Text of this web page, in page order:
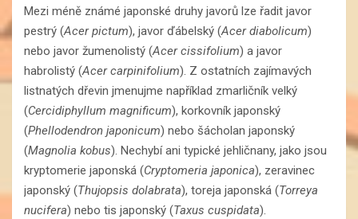
Mezi méně známé japonské druhy javorů lze řadit javor
pestrý (Acer pictum), javor ďábelský (Acer diabolicum)
nebo javor žumenolistý (Acer cissifolium) a javor
habrolistý (Acer carpinifolium). Z ostatních zajímavých
listnatých dřevin jmenujme například zmarličník velký
(Cercidiphyllum magnificum), korkovník japonský
(Phellodendron japonicum) nebo šácholan japonský
(Magnolia kobus). Nechybí ani typické jehličnany, jako jsou
kryptomerie japonská (Cryptomeria japonica), zeravinec
japonský (Thujopsis dolabrata), toreja japonská (Torreya
nucifera) nebo tis japonský (Taxus cuspidata).